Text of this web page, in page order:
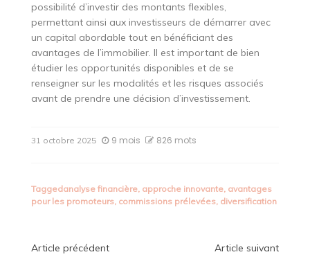
possibilité d’investir des montants flexibles,
permettant ainsi aux investisseurs de démarrer avec
un capital abordable tout en bénéficiant des
avantages de l’immobilier. Il est important de bien
étudier les opportunités disponibles et de se
renseigner sur les modalités et les risques associés
avant de prendre une décision d’investissement.
31 octobre 2025 9 mois 826 mots
Taggedanalyse financière, approche innovante, avantages
pour les promoteurs, commissions prélevées, diversification
Navigation
Article précédent Article suivant